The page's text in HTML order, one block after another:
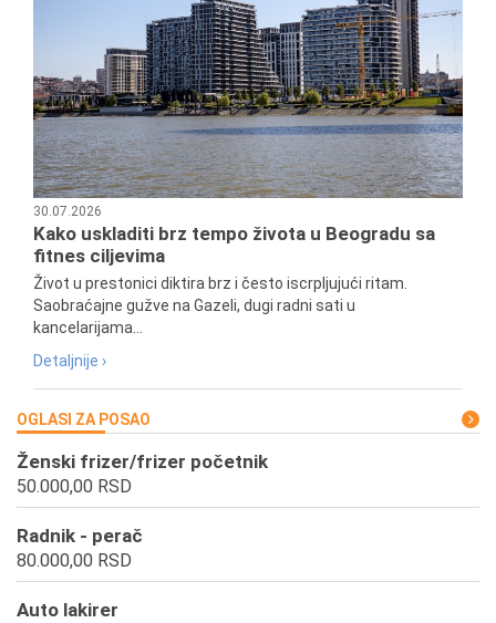
30.07.2026
Kako uskladiti brz tempo života u Beogradu sa
fitnes ciljevima
Život u prestonici diktira brz i često iscrpljujući ritam.
Saobraćajne gužve na Gazeli, dugi radni sati u
kancelarijama...
Detaljnije ›
OGLASI ZA POSAO
Ženski frizer/frizer početnik
50.000,00 RSD
Radnik - perač
80.000,00 RSD
Auto lakirer